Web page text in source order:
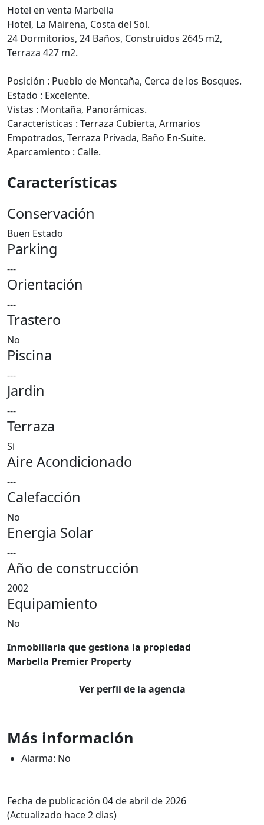
Hotel en venta Marbella
Hotel, La Mairena, Costa del Sol.
24 Dormitorios, 24 Baños, Construidos 2645 m2,
Terraza 427 m2.
Posición : Pueblo de Montaña, Cerca de los Bosques.
Estado : Excelente.
Vistas : Montaña, Panorámicas.
Caracteristicas : Terraza Cubierta, Armarios
Empotrados, Terraza Privada, Baño En-Suite.
Aparcamiento : Calle.
Características
Conservación
Buen Estado
Parking
---
Orientación
---
Trastero
No
Piscina
---
Jardin
---
Terraza
Si
Aire Acondicionado
---
Calefacción
No
Energia Solar
---
Año de construcción
2002
Equipamiento
No
Inmobiliaria que gestiona la propiedad
Marbella Premier Property
Ver perfil de la agencia
Más información
Alarma: No
Fecha de publicación 04 de abril de 2026
(Actualizado hace 2 dias)